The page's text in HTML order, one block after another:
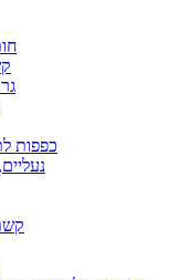
כפפות